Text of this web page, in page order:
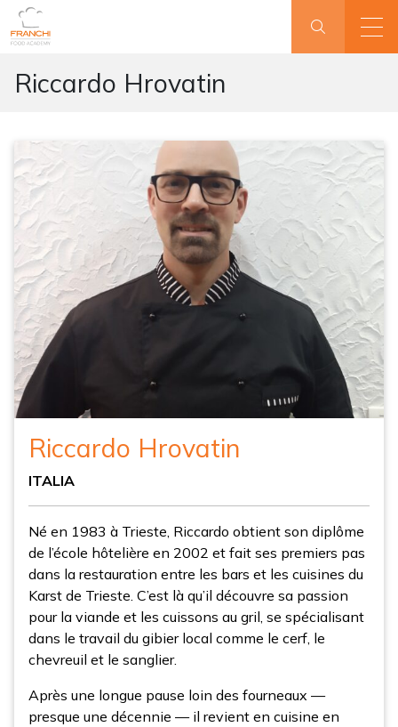
Riccardo Hrovatin
Riccardo Hrovatin
ITALIA
Né en 1983 à Trieste, Riccardo obtient son diplôme
de l’école hôtelière en 2002 et fait ses premiers pas
dans la restauration entre les bars et les cuisines du
Karst de Trieste. C’est là qu’il découvre sa passion
pour la viande et les cuissons au gril, se spécialisant
dans le travail du gibier local comme le cerf, le
chevreuil et le sanglier.
Après une longue pause loin des fourneaux —
presque une décennie — il revient en cuisine en